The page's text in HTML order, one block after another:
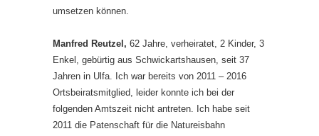
umsetzen können.
Manfred Reutzel, 62 Jahre, verheiratet, 2 Kinder, 3
Enkel, gebürtig aus Schwickartshausen, seit 37
Jahren in Ulfa. Ich war bereits von 2011 – 2016
Ortsbeiratsmitglied, leider konnte ich bei der
folgenden Amtszeit nicht antreten. Ich habe seit
2011 die Patenschaft für die Natureisbahn